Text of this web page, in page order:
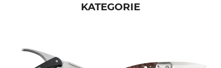
KATEGORIE